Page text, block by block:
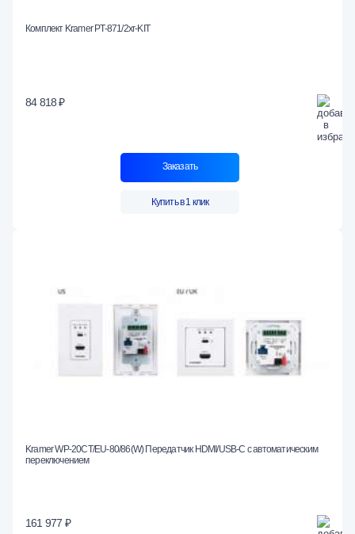
Комплект Kramer PT-871/2xr-KIT
84 818 ₽
Заказать
Купить в 1 клик
Kramer WP-20CT/EU-80/86(W) Передатчик HDMI/USB-C с автоматическим
переключением
161 977 ₽